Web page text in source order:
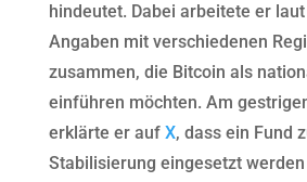
hindeutet. Dabei arbeitete er
Angaben mit verschiedenen
zusammen, die Bitcoin als
einführen möchten. Am
erklärte er auf X, dass ein Fund
Stabilisierung eingesetzt